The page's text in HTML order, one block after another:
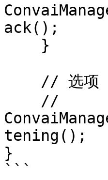
ack();
tening();
}
```